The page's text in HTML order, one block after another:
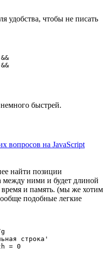
удобства, чтобы не писать
быстрей.
вопросов на JavaScript
найти позиции
между ними и будет длиной
и память. (мы же хотим
подобные легкие
строка'
= 0